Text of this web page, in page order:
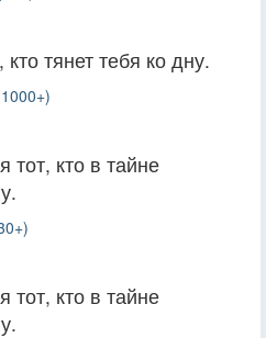
тянет тебя ко дну.
тот, кто в тайне
тот, кто в тайне